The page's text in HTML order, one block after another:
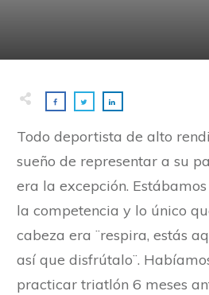
Todo deportista de alto
sueño de representar a su
era la excepción.
la competencia y lo único
cabeza era ¨respira, estás
así que disfrútalo¨.
practicar triatlón 6 meses